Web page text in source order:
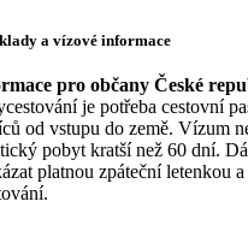
a vízové informace
pro občany České
je potřeba cestovní
od vstupu do země. Vízum
pobyt kratší než 60 dní.
platnou zpáteční letenkou